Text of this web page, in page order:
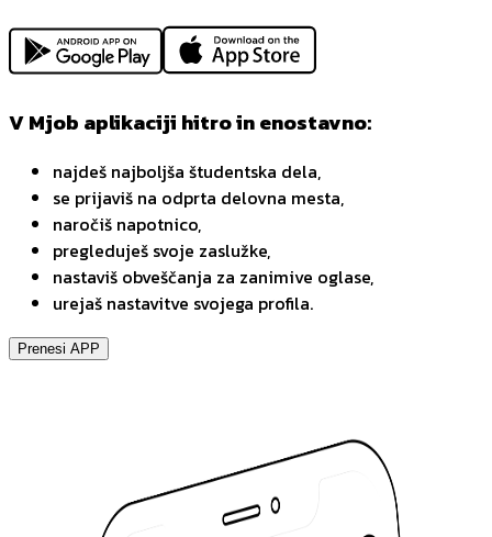
V Mjob aplikaciji hitro in enostavno:
najdeš najboljša študentska dela,
se prijaviš na odprta delovna mesta,
naročiš napotnico,
pregleduješ svoje zaslužke,
nastaviš obveščanja za zanimive oglase,
urejaš nastavitve svojega profila.
Prenesi APP